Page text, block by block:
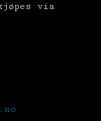
via